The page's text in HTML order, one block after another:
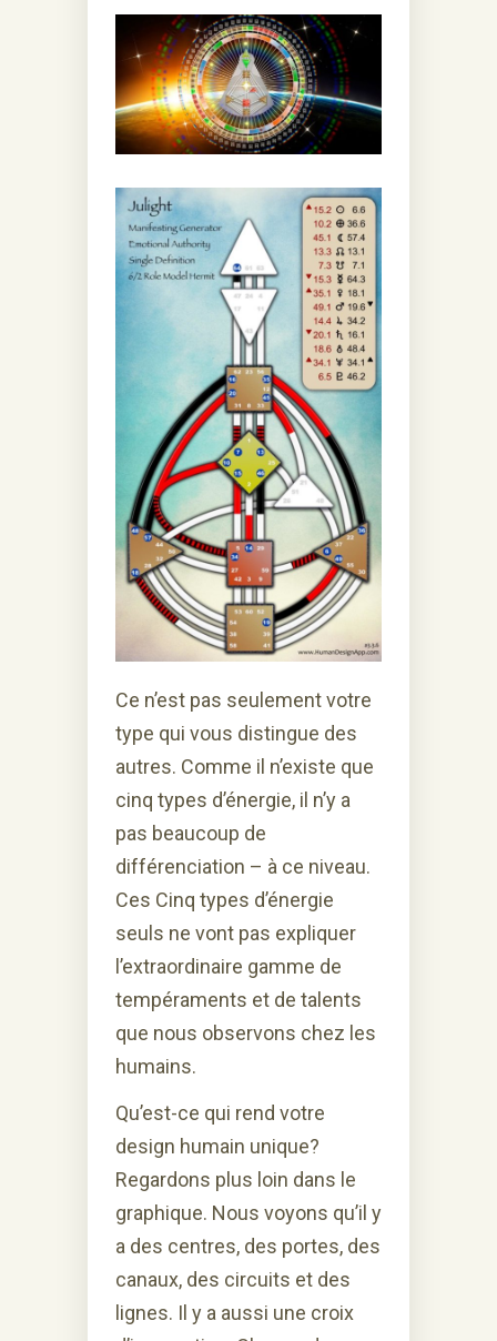
Ce n’est pas seulement votre
type qui vous distingue des
autres. Comme il n’existe que
cinq types d’énergie, il n’y a
pas beaucoup de
différenciation – à ce niveau.
Ces Cinq types d’énergie
seuls ne vont pas expliquer
l’extraordinaire gamme de
tempéraments et de talents
que nous observons chez les
humains.
Qu’est-ce qui rend votre
design humain unique?
Regardons plus loin dans le
graphique. Nous voyons qu’il y
a des centres, des portes, des
canaux, des circuits et des
lignes. Il y a aussi une croix